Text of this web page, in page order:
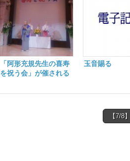
「阿形充規先生の喜寿
を祝う会」が催される
玉音賜る
【7/